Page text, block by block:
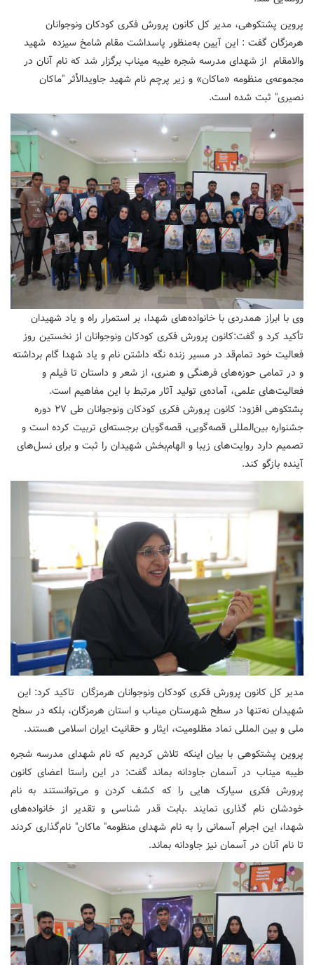
پروین پشتکوهی، مدیر کل کانون پرورش فکری کودکان ونوجوانان
هرمزگان گفت : این آیین به‌منظور پاسداشت مقام شامخ سیزده شهید
والامقام از شهدای مدرسه شجره طیبه میناب برگزار شد که نام آنان در
مجموعه‌ی منظومه «ماکان» و زیر پرچم نام شهید جاویدالأثر "ماکان
نصیری" ثبت شده است.
وی با ابراز همدردی با خانواده‌های شهدا، بر استمرار راه و یاد شهیدان
تأکید کرد و گفت:کانون پرورش فکری کودکان ونوجوانان از نخستین روز
فعالیت خود تمام‌قد در مسیر زنده نگه داشتن نام و یاد شهدا گام برداشته
و در تمامی حوزه‌های فرهنگی و هنری، از شعر و داستان تا فیلم و
فعالیت‌های علمی، آماده‌ی تولید آثار مرتبط با این مفاهیم است.
پشتکوهی افزود: کانون پرورش فکری کودکان ونوجوانان طی ۲۷ دوره
جشنواره بین‌المللی قصه‌گویی، قصه‌گویان برجسته‌ای تربیت کرده است و
تصمیم دارد روایت‌های زیبا و الهام‌بخش شهیدان را ثبت و برای نسل‌های
آینده بازگو کند.
مدیر کل کانون پرورش فکری کودکان ونوجوانان هرمزگان تاکید کرد: این
شهیدان نه‌تنها در سطح شهرستان میناب و استان هرمزگان، بلکه در سطح
ملی و بین المللی نماد مظلومیت، ایثار و حقانیت ایران اسلامی هستند.
پروین پشتکوهی با بیان اینکه تلاش کردیم که نام شهدای مدرسه شجره
طیبه میناب در آسمان جاودانه بماند گفت: در این راستا اعضای کانون
پرورش فکری سیارک هایی را که کشف کردن و می‌توانستند به نام
خودشان نام گذاری نمایند .بابت قدر شناسی و تقدیر از خانواده‌های
شهدا، این اجرام آسمانی را به نام شهدای منظومه" ماکان" نام‌گذاری کردند
تا نام آنان در آسمان نیز جاودانه بماند.